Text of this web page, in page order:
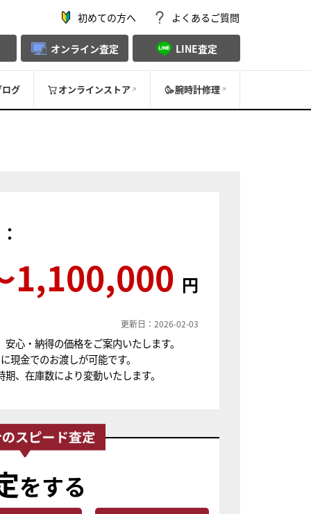
初めての方へ よくあるご質問
オンライン査定 LINE査定
ログ オンラインストア 腕時計修理
1,100,000 円
更新日：2026-02-03
心・納得の価格をご案内いたします。
現金でのお渡しが可能です。
、在庫数により変動いたします。
をする